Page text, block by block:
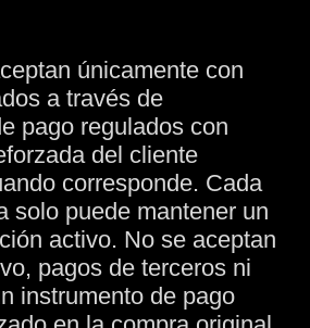
únicamente con
a través de
pago regulados con
del cliente
corresponde. Cada
solo puede mantener un
activo. No se aceptan
pagos de terceros ni
instrumento de pago